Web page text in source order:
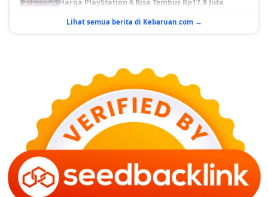
29 Juni 2026
KESEHATAN
Bahaya Memakai Softlens untuk Mata yang Jarang
Diketahui
29 Juni 2026
NASIONAL
PLN Kalimantan Lakukan Manajemen Beban
29 Juni 2026
Lihat semua berita di Kebaruan.com →